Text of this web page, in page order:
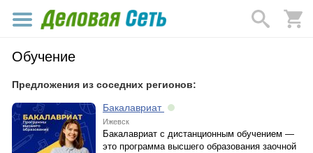
Обучение
Предложения из соседних регионов:
Бакалавриат
Ижевск
Бакалавриат с дистанционным обучением —
это программа высшего образования заочной